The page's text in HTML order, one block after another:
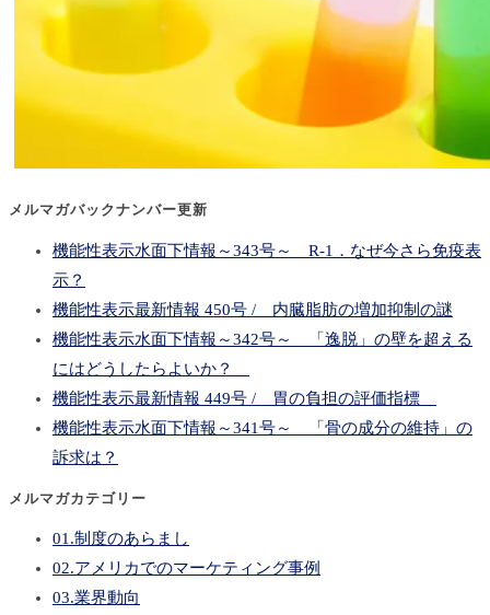
メルマガバックナンバー更新
機能性表示水面下情報～343号～ R-1．なぜ今さら免疫表
示？
機能性表示最新情報 450号 / 内臓脂肪の増加抑制の謎
機能性表示水面下情報～342号～ 「逸脱」の壁を超える
にはどうしたらよいか？
機能性表示最新情報 449号 / 胃の負担の評価指標
機能性表示水面下情報～341号～ 「骨の成分の維持」の
訴求は？
メルマガカテゴリー
01.制度のあらまし
02.アメリカでのマーケティング事例
03.業界動向